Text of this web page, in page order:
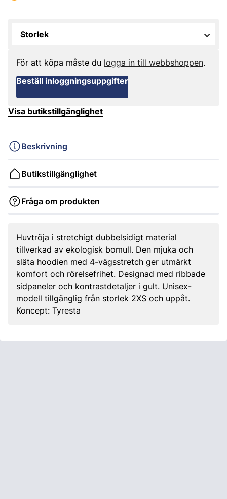
Storlek
För att köpa måste du logga in till webbshoppen.
Beställ inloggningsuppgifter
Visa butikstillgänglighet
Beskrivning
Butikstillgänglighet
Fråga om produkten
Huvtröja i stretchigt dubbelsidigt material
tillverkad av ekologisk bomull. Den mjuka och
släta hoodien med 4-vägsstretch ger utmärkt
komfort och rörelsefrihet. Designad med ribbade
sidpaneler och kontrastdetaljer i gult. Unisex-
modell tillgänglig från storlek 2XS och uppåt.
Koncept: Tyresta